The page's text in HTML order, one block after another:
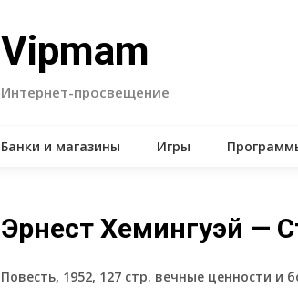
Vipmam
Интернет-просвещение
Банки и магазины Игры
Эрнест Хемингуэй —
Повесть, 1952, 127 стр. вечные ценности и